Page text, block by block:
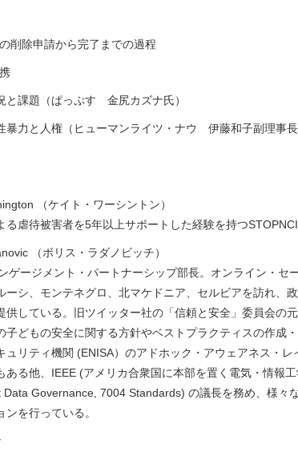
削除申請から完了までの過程
課題（ぱっぷす 金尻カズナ氏）
力と人権（ヒューマンライツ・ナウ 伊藤和子副理事長
（ケイト・ワーシントン）
る虐待被害者を5年以上サポートした経験を持つ
（ボリス・ラダノビッチ）
ゲージメント・パートナーシップ部長。オンライン・
ーシ、モンテネグロ、北マケドニア、セルビアを訪れ、
供している。旧ツイッター社の「信頼と安全」委員会の
子どもの安全に関する方針やベストプラクティスの作成
ュリティ機関 (ENISA）のアドホック・アウェアネス・
ある他、IEEE (アメリカ合衆国に本部を置く電気・情報
Governance, 7004 Standards) の議長を務め、様々
ンを行っている。